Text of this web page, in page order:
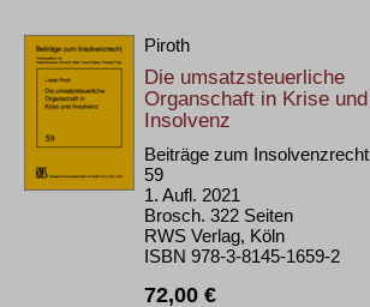
Piroth
Die umsatzsteuerliche
Organschaft in Krise und
Insolvenz
Beiträge zum Insolvenzrecht
59
1. Aufl. 2021
Brosch. 322 Seiten
RWS Verlag, Köln
ISBN 978-3-8145-1659-2
72,00 €